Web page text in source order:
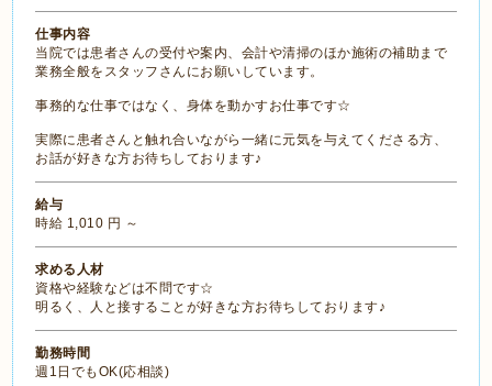
仕事内容
当院では患者さんの受付や案内、会計や清掃のほか施術の補助まで
業務全般をスタッフさんにお願いしています。
事務的な仕事ではなく、身体を動かすお仕事です☆
実際に患者さんと触れ合いながら一緒に元気を与えてくださる方、
お話が好きな方お待ちしております♪
給与
時給 1,010 円 ～
求める人材
資格や経験などは不問です☆
明るく、人と接することが好きな方お待ちしております♪
勤務時間
週1日でもOK(応相談)